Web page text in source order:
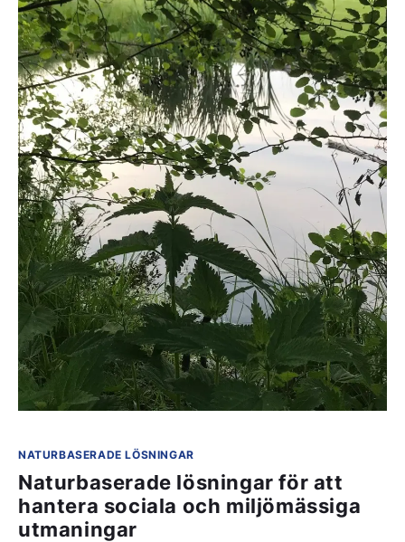
NATURBASERADE LÖSNINGAR
Naturbaserade lösningar för att
hantera sociala och miljömässiga
utmaningar